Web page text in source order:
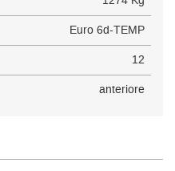
Euro 6d-TEMP
12
anteriore